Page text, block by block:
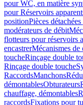
pour WC, en matière
pour Réservoirs
positionPièces
modérateurs de débit
flotteurs pour réservoirs
encastrerMécanismes de
toucheRinçage double
Rinçage double touche
RaccordsManchons
démontablesObturateurs
chauffage, démontables
raccordsFixations pour